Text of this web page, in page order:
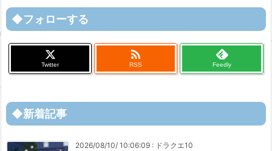
◆フォローする
Twitter

RSS Feedly
◆新着記事
2026/08/10/ 10:06:09 : ドラクエ10